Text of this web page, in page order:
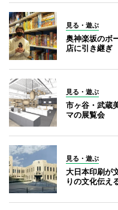
見る・遊ぶ
奥神楽坂のボ
店に引き継ぎ
見る・遊ぶ
市ヶ谷・武蔵
マの展覧会
見る・遊ぶ
大日本印刷が
りの文化伝え